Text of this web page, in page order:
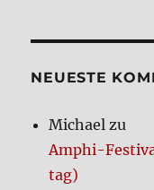
Beiträge
NEUE­STE
Michael zu
Amphi-
tag)